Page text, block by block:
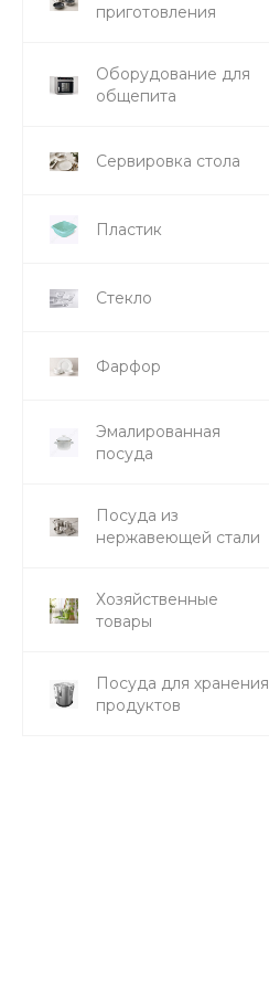
приготовления
Оборудование для
общепита
Сервировка стола
Пластик
Стекло
Фарфор
Эмалированная
посуда
Посуда из
нержавеющей стали
Хозяйственные
товары
Посуда для хранения
продуктов